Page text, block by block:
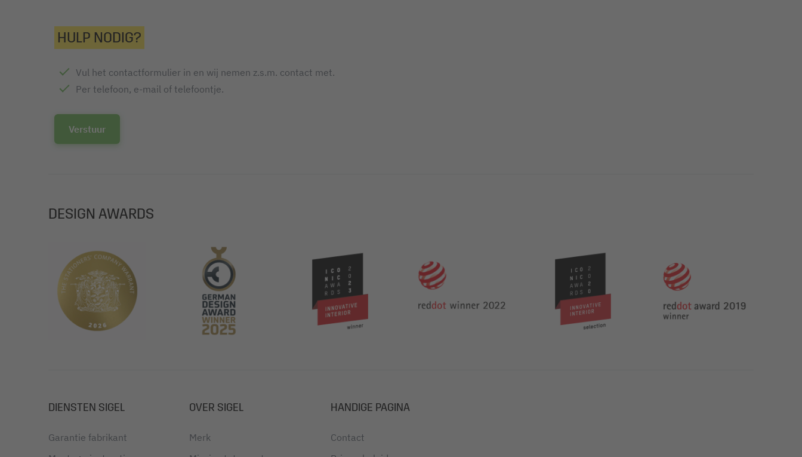
HULP NODIG?
Vul het contactformulier in en wij nemen z.s.m. contact met.
Per telefoon, e-mail of telefoontje.
Verstuur
DESIGN AWARDS
DIENSTEN SIGEL
Garantie fabrikant
OVER SIGEL
Merk
HANDIGE PAGINA
Contact